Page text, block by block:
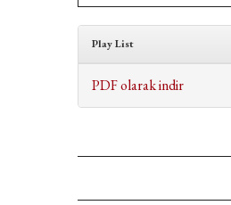
Play List
PDF olarak indir